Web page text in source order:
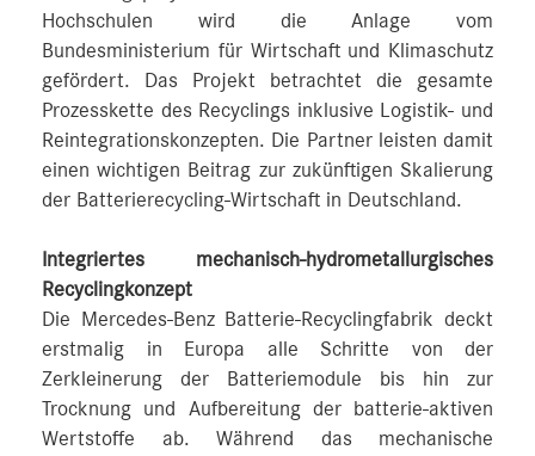
Hochschulen wird die Anlage vom
Bundesministerium für Wirtschaft und Klimaschutz
gefördert. Das Projekt betrachtet die gesamte
Prozesskette des Recyclings inklusive Logistik- und
Reintegrationskonzepten. Die Partner leisten damit
einen wichtigen Beitrag zur zukünftigen Skalierung
der Batterierecycling-Wirtschaft in Deutschland.
Integriertes mechanisch-hydrometallurgisches
Recyclingkonzept
Die Mercedes-Benz Batterie-Recyclingfabrik deckt
erstmalig in Europa alle Schritte von der
Zerkleinerung der Batteriemodule bis hin zur
Trocknung und Aufbereitung der batterie-aktiven
Wertstoffe ab. Während das mechanische